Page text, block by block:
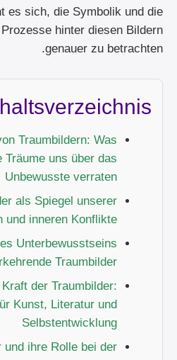
es sich, die Symbolik und die
hinter diesen Bildern
genauer zu betrachten.
Traumbildern: Was
Träume uns über das
Unbewusste verraten
als Spiegel unserer
und inneren Konflikte
Unterbewusstseins
Traumbilder
der Traumbilder:
Kunst, Literatur und
Selbstentwicklung
und ihre Rolle bei der